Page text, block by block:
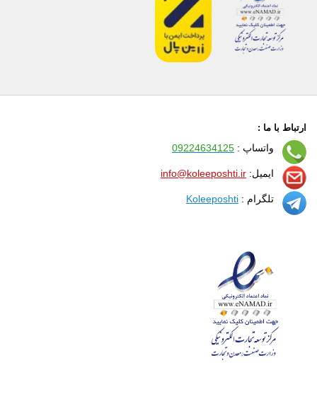
ارتباط با ما :
واتساپ : 09224634125
ایمیل: info@koleeposhti.ir
تلگرام : Koleeposhti